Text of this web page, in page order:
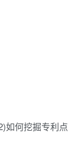
如何挖掘专利点